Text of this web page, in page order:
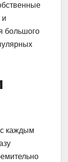
и
большого
каждым